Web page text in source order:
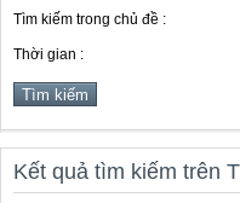
Tìm kiếm trong chủ đề :
Thời gian :
Kết quả tìm kiếm trên